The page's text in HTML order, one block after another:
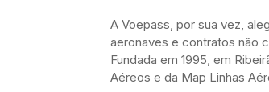
A Voepass, por sua vez,
aeronaves e contratos não
Fundada em 1995, em
Aéreos e da Map Linhas